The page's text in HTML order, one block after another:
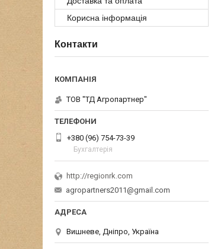
Корисна інформація
Контакти
ТОВ "ТД Агропартнер"
+380 (96) 754-73-39
Бухгалтерія
http://regionrk.com
agropartners2011@gmail.com
Вишневе, Дніпро, Україна